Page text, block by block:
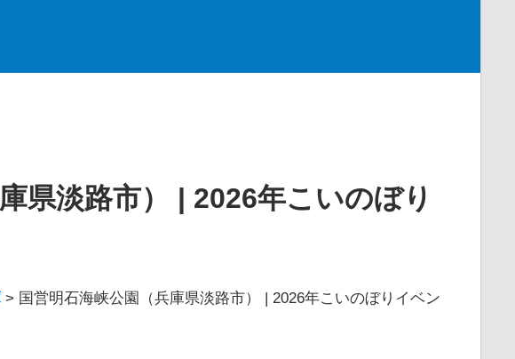
県淡路市） | 2026年こいのぼり
> 国営明石海峡公園（兵庫県淡路市） | 2026年こいのぼりイベン